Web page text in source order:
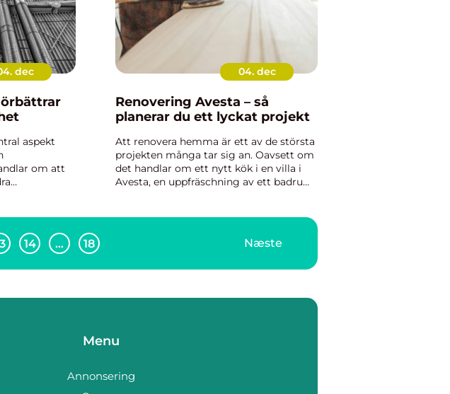
dec
aspekt
om att
04. dec
Renovering Avesta – så
planerar du ett lyckat projekt
Att renovera hemma är ett av de största
projekten många tar sig an. Oavsett om
det handlar om ett nytt kök i en villa i
Avesta, en uppfräschning av ett badrum
14 … 18 Næste
Menu
Annonsering